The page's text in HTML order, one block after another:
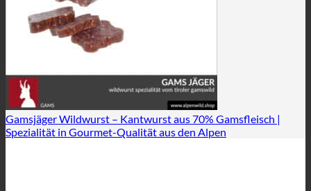
Gamsjäger Wildwurst – Kantwurst aus 70% Gamsfleisch |
Spezialität in Gourmet-Qualität aus den Alpen